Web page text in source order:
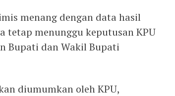
menang dengan data hasil
tetap menunggu keputusan KPU
Bupati dan Wakil Bupati
diumumkan oleh KPU,